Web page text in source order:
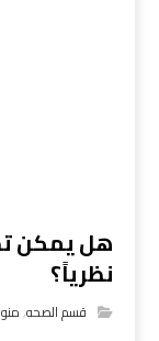
هل يمكن
نظرياً؟
قسم الصحه,